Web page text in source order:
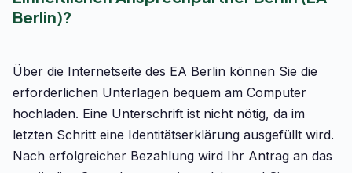
Berlin)?
Über die Internetseite des EA Berlin können Sie die
erforderlichen Unterlagen bequem am Computer
hochladen. Eine Unterschrift ist nicht nötig, da im
letzten Schritt eine Identitätserklärung ausgefüllt wird.
Nach erfolgreicher Bezahlung wird Ihr Antrag an das